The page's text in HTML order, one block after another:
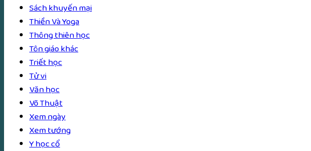
Sách khuyến mại
Thiền Và Yoga
Thông thiên học
Tôn giáo khác
Triết học
Tử vi
Văn học
Võ Thuật
Xem ngày
Xem tướng
Y học cổ